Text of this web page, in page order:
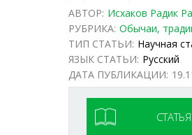
АВТОР: Исхаков Радик
РУБРИКА: Обычаи,
ТИП СТАТЬИ: Научная
ЯЗЫК СТАТЬИ: Русский
ДАТА ПУБЛИКАЦИИ: